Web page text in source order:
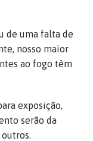
de uma falta de
nosso maior
ao fogo têm
exposição,
serão da